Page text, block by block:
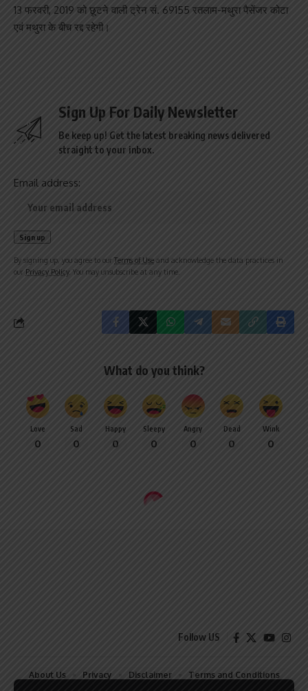
13 फरवरी, 2019 को छूटने वाली ट्रेन सं. 69155 रतलाम-मथुरा पैसेंजर कोटा
एवं मथुरा के बीच रद्द रहेगी।
Sign Up For Daily Newsletter
Be keep up! Get the latest breaking news delivered
straight to your inbox.
Email address:
By signing up, you agree to our Terms of Use and acknowledge the data practices in
our Privacy Policy. You may unsubscribe at any time.
What do you think?
Love
0
Sad
0
Happy
0
Sleepy
0
Angry
0
Dead
0
Wink
0
Follow US
About Us Privacy Disclaimer
Terms and Conditions